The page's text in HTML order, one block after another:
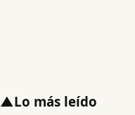
▲Lo más leído